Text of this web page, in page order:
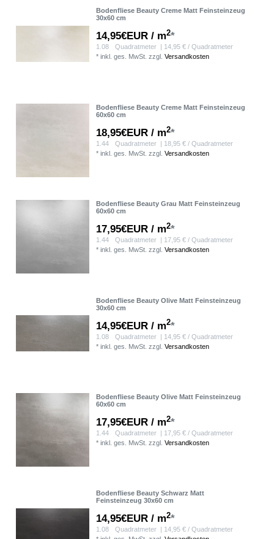
Bodenfliese Beauty Creme Matt Feinsteinzeug
30x60 cm
14,95€EUR / m2*
1.08 Quadratmeter
| 14,95 € / Quadratmeter
*inkl. ges. MwSt. zzgl.Versandkosten
Bodenfliese Beauty Creme Matt Feinsteinzeug
60x60 cm
18,95€EUR / m2*
1.44 Quadratmeter | 18,95 € / Quadratmeter
*inkl. ges. MwSt. zzgl.Versandkosten
Bodenfliese Beauty Grau Matt Feinsteinzeug
60x60 cm
17,95€EUR / m2*
1.44 Quadratmeter | 17,95 € / Quadratmeter
*inkl. ges. MwSt. zzgl.Versandkosten
Bodenfliese Beauty Olive Matt Feinsteinzeug
30x60 cm
14,95€EUR / m2*
1.08 Quadratmeter | 14,95 € / Quadratmeter
*inkl. ges. MwSt. zzgl.Versandkosten
Bodenfliese Beauty Olive Matt Feinsteinzeug
60x60 cm
17,95€EUR / m2*
1.44 Quadratmeter | 17,95 € / Quadratmeter
*inkl. ges. MwSt. zzgl.Versandkosten
Bodenfliese Beauty Schwarz Matt
Feinsteinzeug 30x60 cm
14,95€EUR / m2*
1.08 Quadratmeter
| 14,95 € / Quadratmeter